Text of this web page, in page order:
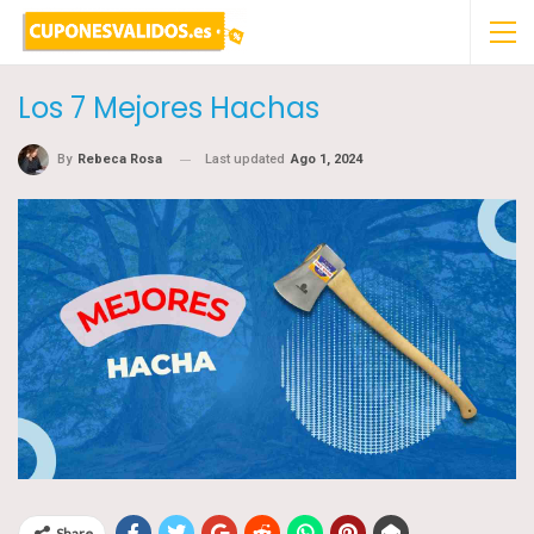
Los 7 Mejores Hachas
By Rebeca Rosa Last updated Ago 1, 2024